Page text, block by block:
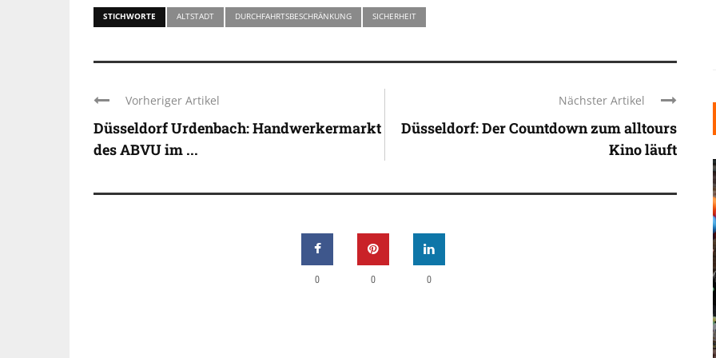
STICHWORTE ALTSTADT DURCHFAHRTSBESCHRÄNKUNG SICHERHEIT
Vorheriger Artikel
Düsseldorf Urdenbach: Handwerkermarkt
des ABVU im ...
Nächster Artikel
Düsseldorf: Der Countdown zum alltours
Kino läuft
0 0 0